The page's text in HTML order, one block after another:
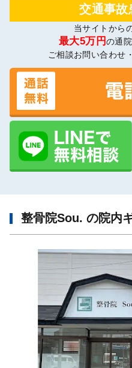
交通事故
当サイトから
最大5万円の通
ご相談お問い合わせ
整骨院Sou. の院内